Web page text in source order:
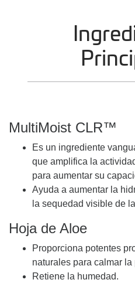
MultiMoist CLR™
Es un ingrediente
que amplifica la
para aumentar su
Ayuda a aumentar la
la sequedad visible de
Hoja de Aloe
Proporciona potentes
naturales para calmar la
Retiene la humedad.